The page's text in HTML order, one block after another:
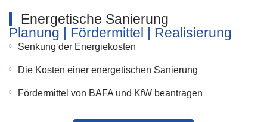
Energetische Sanierung
Planung | Fördermittel | Realisierung
Senkung der Energiekosten
Die Kosten einer energetischen Sanierung
Fördermittel von BAFA und KfW beantragen